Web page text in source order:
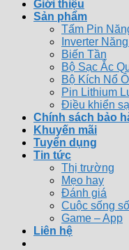
Giới thiệu
Sản phẩm
Tấm Pin
Inverter
Biến Tần
Bộ Sạc Ắc
Bộ Kích Nổ
Pin Lithium
Điều khiển
Chính sách bảo
Khuyến mãi
Tuyển dụng
Tin tức
Thị trường
Mẹo hay
Đánh giá
Cuộc sống số
Game – App
Liên hệ